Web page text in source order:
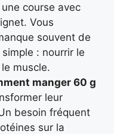
course avec
Vous
souvent de
: nourrir le
muscle.
manger 60 g
leur
besoin fréquent
sur la